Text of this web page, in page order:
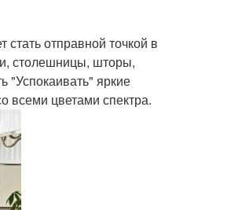
отправной точкой в
столешницы, шторы,
"Успокаивать" яркие
всеми цветами спектра.